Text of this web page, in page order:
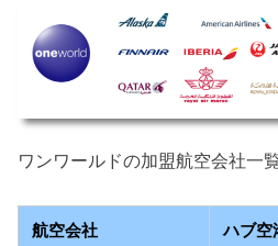
ワンワールドの加盟航空会社一
航空会社 ハブ空